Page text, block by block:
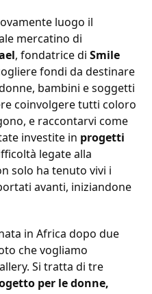
luogo il
mercatino di
, fondatrice di Smile
fondi da destinare
bambini e soggetti
coinvolgere tutti coloro
e raccontarvi come
investite in progetti
legate alla
solo ha tenuto vivi i
avanti, iniziandone
in Africa dopo due
che vogliamo
Si tratta di tre
per le donne,